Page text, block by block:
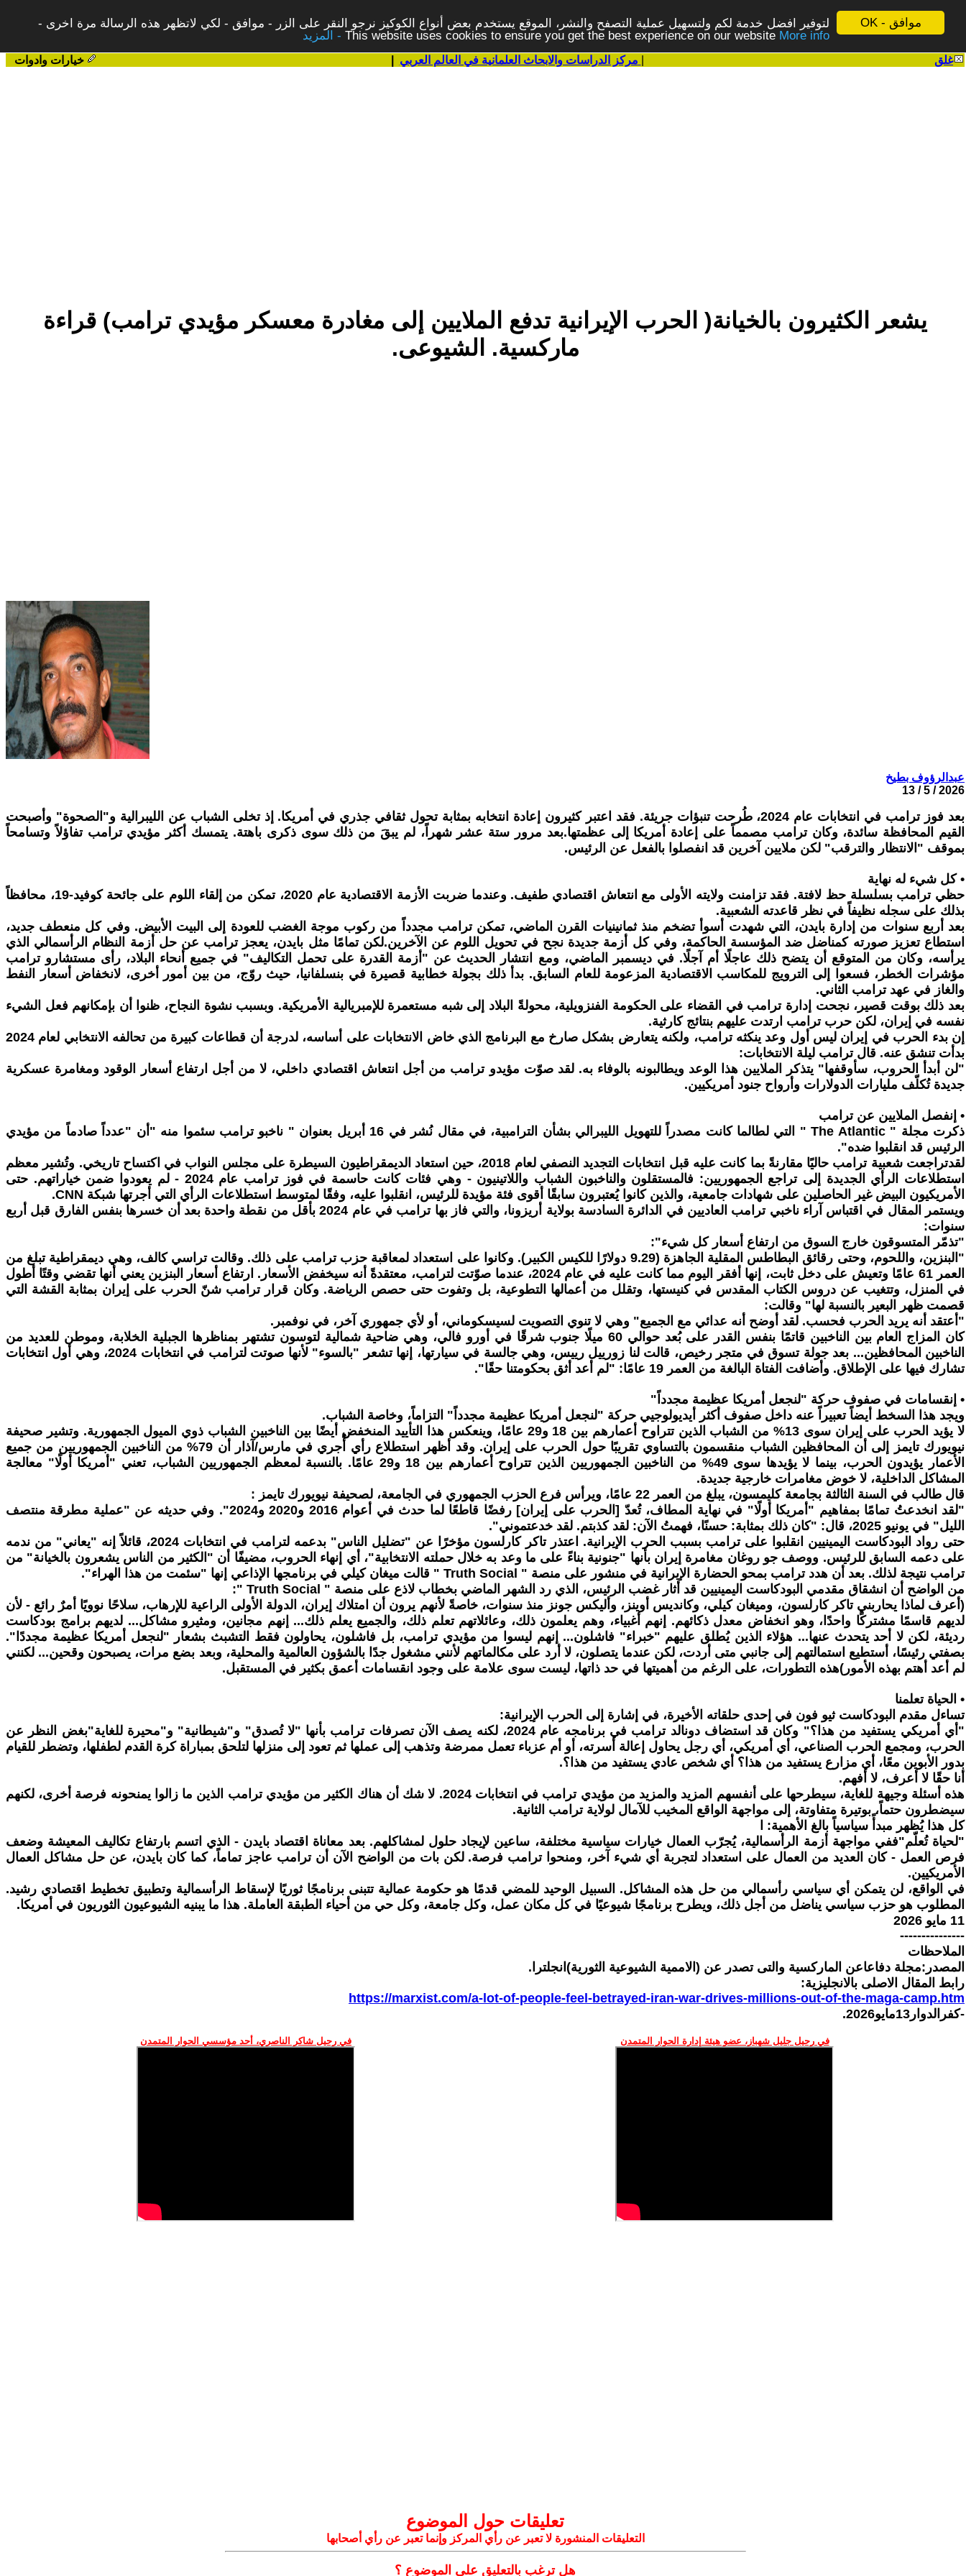
موافق - OK
لتوفير افضل خدمة لكم ولتسهيل عملية التصفح والنشر، الموقع يستخدم بعض أنواع الكوكيز نرجو النقر على الزر - موافق - لكي لاتظهر هذه الرسالة مرة اخرى -
This website uses cookies to ensure you get the best experience on our website More info - المزيد
غلق خيارات وادوات
يشعر الكثيرون بالخيانة( الحرب الإيرانية تدفع الملايين إلى مغادرة معسكر مؤيدي ترامب) قراءة
ماركسية. الشيوعى.
عبدالرؤوف بطيخ
2026 / 5 / 13
بعد فوز ترامب في انتخابات عام 2024، طُرحت تنبؤات جريئة. فقد اعتبر كثيرون إعادة انتخابه بمثابة تحول ثقافي جذري في أمريكا. إذ تخلى الشباب عن الليبرالية و"الصحوة" وأصبحت
القيم المحافظة سائدة، وكان ترامب مصمماً على إعادة أمريكا إلى عظمتها.بعد مرور ستة عشر شهراً، لم يبقَ من ذلك سوى ذكرى باهتة. يتمسك أكثر مؤيدي ترامب تفاؤلاً وتسامحاً
بموقف "الانتظار والترقب" لكن ملايين آخرين قد انفصلوا بالفعل عن الرئيس.
• كل شيء له نهاية
حظي ترامب بسلسلة حظ لافتة. فقد تزامنت ولايته الأولى مع انتعاش اقتصادي طفيف. وعندما ضربت الأزمة الاقتصادية عام 2020، تمكن من إلقاء اللوم على جائحة كوفيد-19، محافظاً
بذلك على سجله نظيفاً في نظر قاعدته الشعبية.
بعد أربع سنوات من إدارة بايدن، التي شهدت أسوأ تضخم منذ ثمانينيات القرن الماضي، تمكن ترامب مجدداً من ركوب موجة الغضب للعودة إلى البيت الأبيض. وفي كل منعطف جديد،
استطاع تعزيز صورته كمناضل ضد المؤسسة الحاكمة، وفي كل أزمة جديدة نجح في تحويل اللوم عن الآخرين.لكن تمامًا مثل بايدن، يعجز ترامب عن حل أزمة النظام الرأسمالي الذي
يرأسه، وكان من المتوقع أن يتضح ذلك عاجلًا أم آجلًا. في ديسمبر الماضي، ومع انتشار الحديث عن "أزمة القدرة على تحمل التكاليف" في جميع أنحاء البلاد، رأى مستشارو ترامب
مؤشرات الخطر، فسعوا إلى الترويج للمكاسب الاقتصادية المزعومة للعام السابق. بدأ ذلك بجولة خطابية قصيرة في بنسلفانيا، حيث روّج، من بين أمور أخرى، لانخفاض أسعار النفط
والغاز في عهد ترامب الثاني.
بعد ذلك بوقت قصير، نجحت إدارة ترامب في القضاء على الحكومة الفنزويلية، محولةً البلاد إلى شبه مستعمرة للإمبريالية الأمريكية. وبسبب نشوة النجاح، ظنوا أن بإمكانهم فعل الشيء
نفسه في إيران، لكن حرب ترامب ارتدت عليهم بنتائج كارثية.
إن بدء الحرب في إيران ليس أول وعد ينكثه ترامب، ولكنه يتعارض بشكل صارخ مع البرنامج الذي خاض الانتخابات على أساسه، لدرجة أن قطاعات كبيرة من تحالفه الانتخابي لعام 2024
بدأت تنشق عنه. قال ترامب ليلة الانتخابات:
"لن أبدأ الحروب، سأوقفها" يتذكر الملايين هذا الوعد ويطالبونه بالوفاء به. لقد صوّت مؤيدو ترامب من أجل انتعاش اقتصادي داخلي، لا من أجل ارتفاع أسعار الوقود ومغامرة عسكرية
جديدة تُكلّف مليارات الدولارات وأرواح جنود أمريكيين.
• إنفصل الملايين عن ترامب
ذكرت مجلة " The Atlantic " التي لطالما كانت مصدراً للتهويل الليبرالي بشأن الترامبية، في مقال نُشر في 16 أبريل بعنوان " ناخبو ترامب سئموا منه "أن "عدداً صادماً من مؤيدي
الرئيس قد انقلبوا ضده".
لقدتراجعت شعبية ترامب حاليًا مقارنةً بما كانت عليه قبل انتخابات التجديد النصفي لعام 2018، حين استعاد الديمقراطيون السيطرة على مجلس النواب في اكتساح تاريخي. وتُشير معظم
استطلاعات الرأي الجديدة إلى تراجع الجمهوريين: فالمستقلون والناخبون الشباب واللاتينيون - وهي فئات كانت حاسمة في فوز ترامب عام 2024 - لم يعودوا ضمن خياراتهم. حتى
الأمريكيون البيض غير الحاصلين على شهادات جامعية، والذين كانوا يُعتبرون سابقًا أقوى فئة مؤيدة للرئيس، انقلبوا عليه، وفقًا لمتوسط استطلاعات الرأي التي أجرتها شبكة CNN.
ويستمر المقال في اقتباس آراء ناخبي ترامب العاديين في الدائرة السادسة بولاية أريزونا، والتي فاز بها ترامب في عام 2024 بأقل من نقطة واحدة بعد أن خسرها بنفس الفارق قبل أربع
سنوات:
"تذمّر المتسوقون خارج السوق من ارتفاع أسعار كل شيء":
"البنزين، واللحوم، وحتى رقائق البطاطس المقلية الجاهزة (9.29 دولارًا للكيس الكبير). وكانوا على استعداد لمعاقبة حزب ترامب على ذلك. وقالت تراسي كالف، وهي ديمقراطية تبلغ من
العمر 61 عامًا وتعيش على دخل ثابت، إنها أفقر اليوم مما كانت عليه في عام 2024، عندما صوّتت لترامب، معتقدةً أنه سيخفض الأسعار. ارتفاع أسعار البنزين يعني أنها تقضي وقتًا أطول
في المنزل، وتتغيب عن دروس الكتاب المقدس في كنيستها، وتقلل من أعمالها التطوعية، بل وتفوت حتى حصص الرياضة. وكان قرار ترامب شنّ الحرب على إيران بمثابة القشة التي
قصمت ظهر البعير بالنسبة لها" وقالت:
"أعتقد أنه يريد الحرب فحسب. لقد أوضح أنه عدائي مع الجميع" وهي لا تنوي التصويت لسيسكوماني، أو لأي جمهوري آخر، في نوفمبر.
كان المزاج العام بين الناخبين قاتمًا بنفس القدر على بُعد حوالي 60 ميلًا جنوب شرقًا في أورو فالي، وهي ضاحية شمالية لتوسون تشتهر بمناظرها الجبلية الخلابة، وموطن للعديد من
الناخبين المحافظين... بعد جولة تسوق في متجر رخيص، قالت لنا زورييل رييس، وهي جالسة في سيارتها، إنها تشعر "بالسوء" لأنها صوتت لترامب في انتخابات 2024، وهي أول انتخابات
تشارك فيها على الإطلاق. وأضافت الفتاة البالغة من العمر 19 عامًا: "لم أعد أثق بحكومتنا حقًا".
• إنقسامات في صفوف حركة "لنجعل أمريكا عظيمة مجدداً"
ويجد هذا السخط أيضاً تعبيراً عنه داخل صفوف أكثر أيديولوجيي حركة "لنجعل أمريكا عظيمة مجدداً" التزاماً، وخاصة الشباب.
لا يؤيد الحرب على إيران سوى 13% من الشباب الذين تتراوح أعمارهم بين 18 و29 عامًا، وينعكس هذا التأييد المنخفض أيضًا بين الناخبين الشباب ذوي الميول الجمهورية. وتشير صحيفة
نيويورك تايمز إلى أن المحافظين الشباب منقسمون بالتساوي تقريبًا حول الحرب على إيران. وقد أظهر استطلاع رأي أُجري في مارس/آذار أن 79% من الناخبين الجمهوريين من جميع
الأعمار يؤيدون الحرب، بينما لا يؤيدها سوى 49% من الناخبين الجمهوريين الذين تتراوح أعمارهم بين 18 و29 عامًا. بالنسبة لمعظم الجمهوريين الشباب، تعني "أمريكا أولًا" معالجة
المشاكل الداخلية، لا خوض مغامرات خارجية جديدة.
قال طالب في السنة الثالثة بجامعة كليمسون، يبلغ من العمر 22 عامًا، ويرأس فرع الحزب الجمهوري في الجامعة، لصحيفة نيويورك تايمز :
"لقد انخدعتُ تمامًا بمفاهيم "أمريكا أولًا" في نهاية المطاف، تُعدّ [الحرب على إيران] رفضًا قاطعًا لما حدث في أعوام 2016 و2020 و2024". وفي حديثه عن "عملية مطرقة منتصف
الليل" في يونيو 2025، قال: "كان ذلك بمثابة: حسنًا، فهمتُ الآن: لقد كذبتم. لقد خدعتموني".
حتى رواد البودكاست اليمينيين انقلبوا على ترامب بسبب الحرب الإيرانية. اعتذر تاكر كارلسون مؤخرًا عن "تضليل الناس" بدعمه لترامب في انتخابات 2024، قائلاً إنه "يعاني" من ندمه
على دعمه السابق للرئيس. ووصف جو روغان مغامرة إيران بأنها "جنونية بناءً على ما وعد به خلال حملته الانتخابية"، أي إنهاء الحروب، مضيفًا أن "الكثير من الناس يشعرون بالخيانة" من
ترامب نتيجة لذلك. بعد أن هدد ترامب بمحو الحضارة الإيرانية في منشور على منصة " Truth Social " قالت ميغان كيلي في برنامجها الإذاعي إنها "سئمت من هذا الهراء".
من الواضح أن انشقاق مقدمي البودكاست اليمينيين قد أثار غضب الرئيس، الذي رد الشهر الماضي بخطاب لاذع على منصة " Truth Social ":
(أعرف لماذا يحاربني تاكر كارلسون، وميغان كيلي، وكانديس أوينز، وأليكس جونز منذ سنوات، خاصةً لأنهم يرون أن امتلاك إيران، الدولة الأولى الراعية للإرهاب، سلاحًا نوويًا أمرٌ رائع - لأن
لديهم قاسمًا مشتركًا واحدًا، وهو انخفاض معدل ذكائهم. إنهم أغبياء، وهم يعلمون ذلك، وعائلاتهم تعلم ذلك، والجميع يعلم ذلك... إنهم مجانين، ومثيرو مشاكل... لديهم برامج بودكاست
رديئة، لكن لا أحد يتحدث عنها... هؤلاء الذين يُطلق عليهم "خبراء" فاشلون... إنهم ليسوا من مؤيدي ترامب، بل فاشلون، يحاولون فقط التشبث بشعار "لنجعل أمريكا عظيمة مجددًا".
بصفتي رئيسًا، أستطيع استمالتهم إلى جانبي متى أردت، لكن عندما يتصلون، لا أرد على مكالماتهم لأنني مشغول جدًا بالشؤون العالمية والمحلية، وبعد بضع مرات، يصبحون وقحين... لكنني
لم أعد أهتم بهذه الأمور)هذه التطورات، على الرغم من أهميتها في حد ذاتها، ليست سوى علامة على وجود انقسامات أعمق بكثير في المستقبل.
• الحياة تعلمنا
تساءل مقدم البودكاست ثيو فون في إحدى حلقاته الأخيرة، في إشارة إلى الحرب الإيرانية:
"أي أمريكي يستفيد من هذا؟" وكان قد استضاف دونالد ترامب في برنامجه عام 2024، لكنه يصف الآن تصرفات ترامب بأنها "لا تُصدق" و"شيطانية" و"محيرة للغاية"بغض النظر عن
الحرب، ومجمع الحرب الصناعي، أي أمريكي، أي رجل يحاول إعالة أسرته، أو أم عزباء تعمل ممرضة وتذهب إلى عملها ثم تعود إلى منزلها لتلحق بمباراة كرة القدم لطفلها، وتضطر للقيام
بدور الأبوين معًا، أي مزارع يستفيد من هذا؟ أي شخص عادي يستفيد من هذا؟.
أنا حقًا لا أعرف، لا أفهم.
هذه أسئلة وجيهة للغاية، سيطرحها على أنفسهم المزيد والمزيد من مؤيدي ترامب في انتخابات 2024. لا شك أن هناك الكثير من مؤيدي ترامب الذين ما زالوا يمنحونه فرصة أخرى، لكنهم
سيضطرون حتماً، بوتيرة متفاوتة، إلى مواجهة الواقع المخيب للآمال لولاية ترامب الثانية.
كل هذا يُظهر مبدأً سياسياً بالغ الأهمية: ا
"لحياة تُعلّم"ففي مواجهة أزمة الرأسمالية، يُجرّب العمال خيارات سياسية مختلفة، ساعين لإيجاد حلول لمشاكلهم. بعد معاناة اقتصاد بايدن - الذي اتسم بارتفاع تكاليف المعيشة وضعف
فرص العمل - كان العديد من العمال على استعداد لتجربة أي شيء آخر، ومنحوا ترامب فرصة. لكن بات من الواضح الآن أن ترامب عاجز تماماً، كما كان بايدن، عن حل مشاكل العمال
الأمريكيين.
في الواقع، لن يتمكن أي سياسي رأسمالي من حل هذه المشاكل. السبيل الوحيد للمضي قدمًا هو حكومة عمالية تتبنى برنامجًا ثوريًا لإسقاط الرأسمالية وتطبيق تخطيط اقتصادي رشيد.
المطلوب هو حزب سياسي يناضل من أجل ذلك، ويطرح برنامجًا شيوعيًا في كل مكان عمل، وكل جامعة، وكل حي من أحياء الطبقة العاملة. هذا ما يبنيه الشيوعيون الثوريون في أمريكا.
11 مايو 2026
---------------
الملاحظات
المصدر:مجلة دفاعاعن الماركسية والتى تصدر عن (الاممية الشيوعية الثورية)انجلترا.
رابط المقال الاصلى بالانجليزية:
https://marxist.com/a-lot-of-people-feel-betrayed-iran-war-drives-millions-out-of-the-maga-camp.htm
-كفرالدوار13مايو2026.
في رحيل جليل شهباز، عضو هيئة إدارة الحوار المتمدن في رحيل شاكر الناصري، أحد مؤسسي الحوار المتمدن
تعليقات حول الموضوع
التعليقات المنشورة لا تعبر عن رأي المركز وإنما تعبر عن رأي أصحابها
هل ترغب بالتعليق على الموضوع ؟